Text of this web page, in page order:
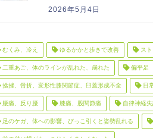
2026年5月4日
むくみ、冷え ゆるかかと歩きで改善 スト
二重あご、体のラインが乱れた、崩れた 偏平足
捻挫、骨折、変形性膝関節症、臼蓋形成不全 日
腰痛、反り腰 膝痛、股関節痛 自律神経失
足のケガ、体への影響、びっこ引くと姿勢乱れる